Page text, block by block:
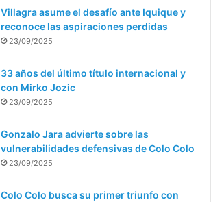
Villagra asume el desafío ante Iquique y
reconoce las aspiraciones perdidas
23/09/2025
33 años del último título internacional y
con Mirko Jozic
23/09/2025
Gonzalo Jara advierte sobre las
vulnerabilidades defensivas de Colo Colo
23/09/2025
Colo Colo busca su primer triunfo con